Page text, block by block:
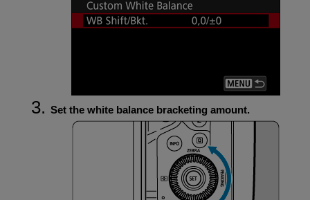
Set the white balance bracketing amount.